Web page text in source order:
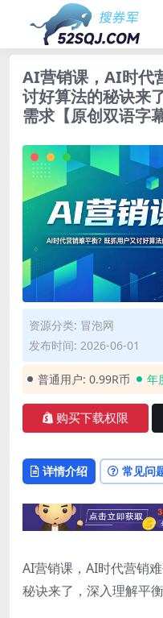
AI营销课，AI时代
讨好算法的秘诀来
需求【原创双语字幕
资源分类: 冒泡网
发布时间: 2026-06-01
普通用户: 0.99R币 年
购买下载权限
详情介绍 常见问
AI营销课，AI时代营销
秘诀来了，深入理解平